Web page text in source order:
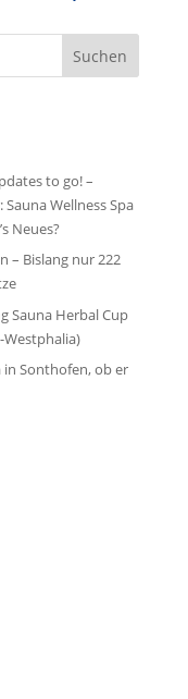
to go! –
Wellness Spa
Neues?
– Bislang nur 222
Sauna Herbal Cup
in Sonthofen, ob er